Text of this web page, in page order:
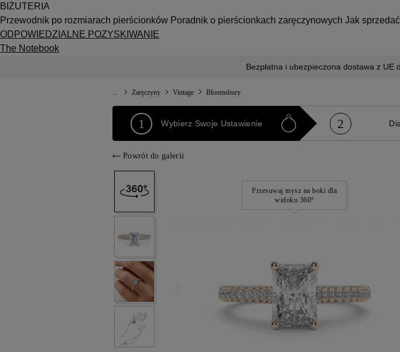
BIŻUTERIA
Przewodnik po rozmiarach pierścionków Poradnik o pierścionkach zaręczynowych Jak
ODPOWIEDZIALNE POZYSKIWANIE
The Notebook
Bezpłatna i ubezpieczona dostawa z UE
Zaręczyny Vintage Bloomsbury
1 Wybierz Swoje Ustawienie 2
Powrót do galerii
Przesuwaj mysz na boki dla
widoku 360°